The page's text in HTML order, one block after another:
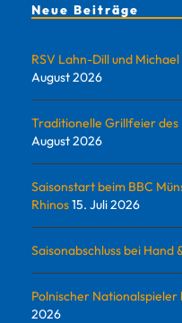
Neue Beiträge
RSV Lahn-Dill und
August 2026
Traditionelle Grillfeier des
August 2026
Saisonstart beim BBC
Rhinos15. Juli 2026
Saisonabschluss bei Hand
Polnischer
2026